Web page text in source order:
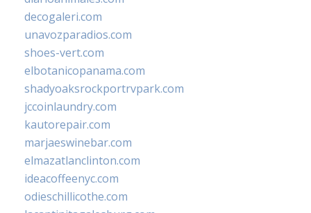
decogaleri.com
unavozparadios.com
shoes-vert.com
elbotanicopanama.com
shadyoaksrockportrvpark.com
jccoinlaundry.com
kautorepair.com
marjaeswinebar.com
elmazatlanclinton.com
ideacoffeenyc.com
odieschillicothe.com